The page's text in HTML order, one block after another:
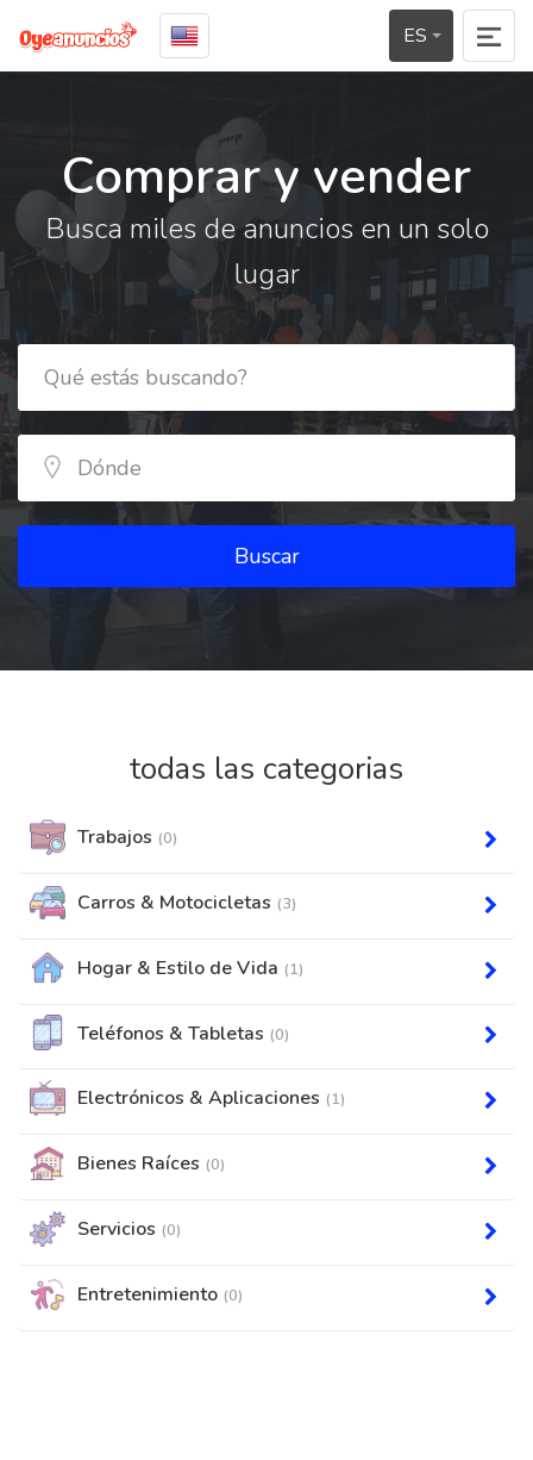
ES
Comprar y vender
Busca miles de anuncios en un solo
lugar
Buscar
todas las categorias
Trabajos (0)
Carros & Motocicletas (3)
Hogar & Estilo de Vida (1)
Teléfonos & Tabletas (0)
Electrónicos & Aplicaciones (1)
Bienes Raíces (0)
Servicios (0)
Entretenimiento (0)